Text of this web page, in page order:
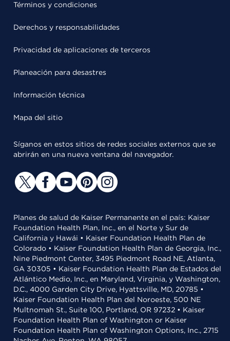
Términos y condiciones
Derechos y responsabilidades
Privacidad de aplicaciones de terceros
Planeación para desastres
Información técnica
Mapa del sitio
Síganos en estos sitios de redes sociales externos que se
abrirán en una nueva ventana del navegador.
Planes de salud de Kaiser Permanente en el país: Kaiser
Foundation Health Plan, Inc., en el Norte y Sur de
California y Hawái • Kaiser Foundation Health Plan de
Colorado • Kaiser Foundation Health Plan de Georgia, Inc.,
Nine Piedmont Center, 3495 Piedmont Road NE, Atlanta,
GA 30305 • Kaiser Foundation Health Plan de Estados del
Atlántico Medio, Inc., en Maryland, Virginia, y Washington,
D.C., 4000 Garden City Drive, Hyattsville, MD, 20785 •
Kaiser Foundation Health Plan del Noroeste, 500 NE
Multnomah St., Suite 100, Portland, OR 97232 • Kaiser
Foundation Health Plan of Washington or Kaiser
Foundation Health Plan of Washington Options, Inc., 2715